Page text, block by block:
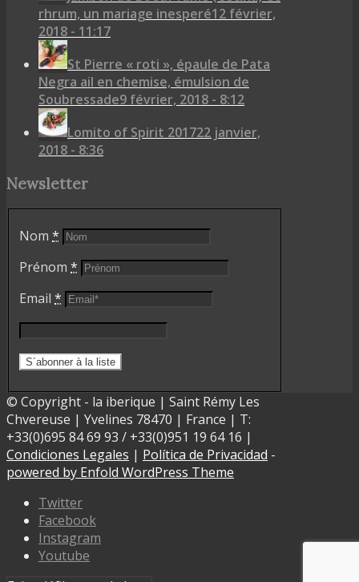
rhrum, un mariage inesperé12 février,
2018 - 11:17
St Pierre « roti », épaule de Pata
Negra ail en chemise, émulsion de
Soubressade9 février, 2018 - 8:12
Lomito of Spirit 201722 janvier,
2018 - 8:36
Newsletter
Nom *
Prénom *
Email *
© Copyright - la iberique | Saint Rémy Les
Chvereuse | Yvelines 78470 | France | T:
+33(0)695 84 69 93 / +33(0)951 19 64 16 |
Condiciones Legales | Política de Privacidad -
powered by Enfold WordPress Theme
Twitter
Facebook
Instagram
Youtube